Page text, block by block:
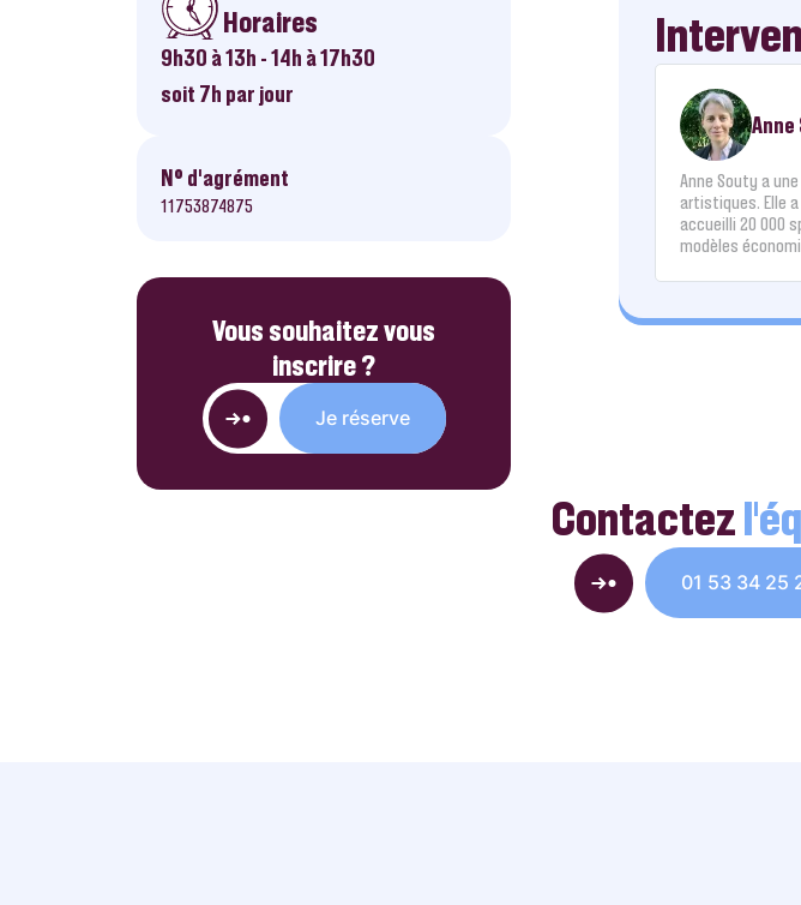
Horaires
9h30 à 13h - 14h à 17h30
soit 7h par jour
N° d’agrément
11753874875
Vous souhaitez vous
inscrire ?
Je réserve
Anne Souty a
artistiques. Elle
accueilli 20 000
modèles
Contactez
01 53 34 25